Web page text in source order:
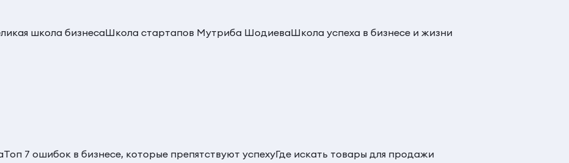
школа бизнесаШкола стартапов Мутриба ШодиеваШкола успеха в бизнесе и жизни
Топ 7 ошибок в бизнесе, которые препятствуют успехуГде искать товары для продажи